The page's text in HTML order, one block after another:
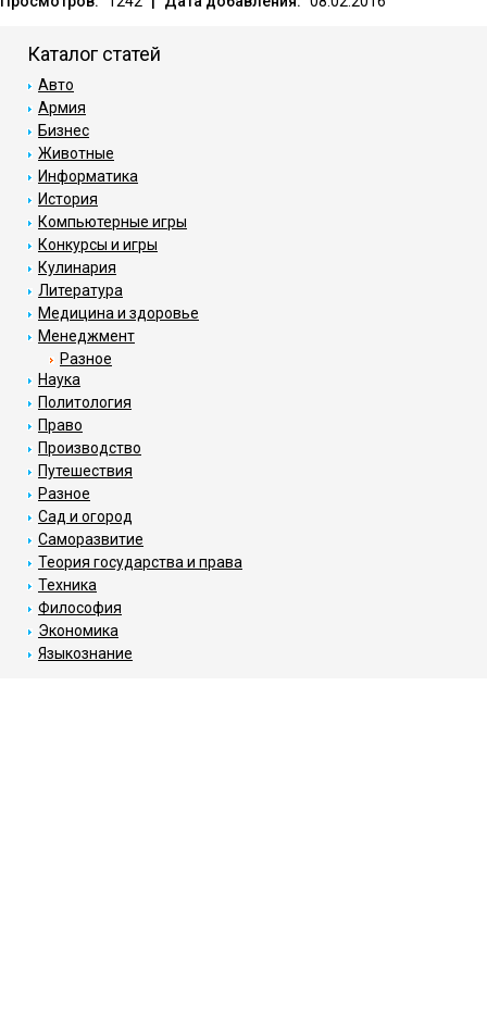
Каталог статей
Авто
Армия
Бизнес
Животные
Информатика
История
Компьютерные игры
Конкурсы и игры
Кулинария
Литература
Медицина и здоровье
Менеджмент
Разное
Наука
Политология
Право
Производство
Путешествия
Разное
Сад и огород
Саморазвитие
Теория государства и права
Техника
Философия
Экономика
Языкознание